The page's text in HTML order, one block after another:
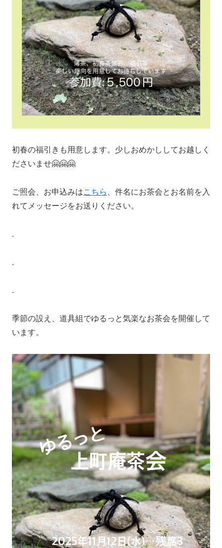
初春の福引きも用意します。少しおめかししてお越しく
ださいませ🤗🤗🤗
ご照会、お申込みはこちら
、件名にお茶会とお名前を入
れてメッセージをお送りください。
.
.
.
季節の設え、道具組でゆるっと気楽なお茶会を開催して
います。